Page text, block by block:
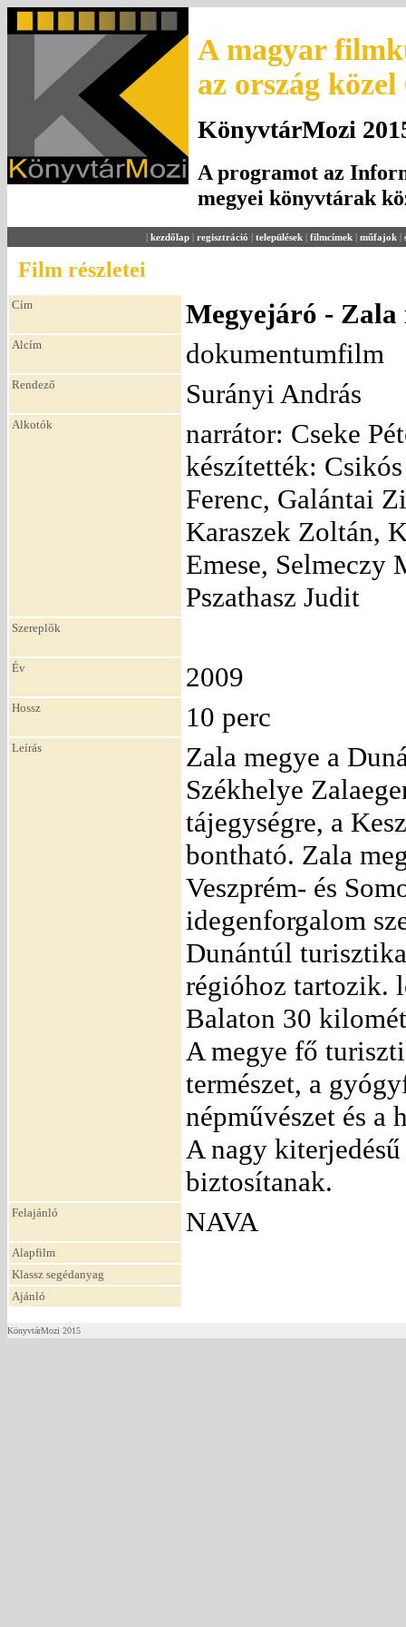
A magyar
az ország
KönyvtárMozi
A programot az
megyei könyvtárak
| kezdőlap | regisztráció | települések | filmcímek | műfajok |
Film részletei
Cím Megyejáró - Zala
Alcím dokumentumfilm
Rendező Surányi András
Alkotók
narrátor: Cseke
készítették:
Ferenc, Galántai
Karaszek Zoltán,
Emese, Selmeczy
Pszathasz Judit
Szereplők
Év 2009
Hossz 10 perc
Leírás
Zala megye a
Székhelye
tájegységre, a
bontható. Zala
Veszprém- és
idegenforgalom
Dunántúl
régióhoz tartozik.
Balaton 30
A megye fő
természet, a
népművészet és a
A nagy
biztosítanak.
Felajánló NAVA
Alapfilm
Klassz segédanyag
Ajánló
KönyvtárMozi 2015